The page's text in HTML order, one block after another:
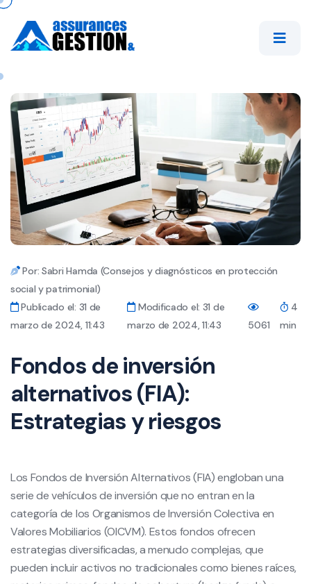
Por: Sabri Hamda (Consejos y diagnósticos en protección
social y patrimonial)
Publicado el: 31 de
marzo de 2024, 11:43
Modificado el: 31 de
marzo de 2024, 11:43
5061
4
min
Fondos de inversión
alternativos (FIA):
Estrategias y riesgos
Los Fondos de Inversión Alternativos (FIA) engloban una
serie de vehículos de inversión que no entran en la
categoría de los Organismos de Inversión Colectiva en
Valores Mobiliarios (OICVM). Estos fondos ofrecen
estrategias diversificadas, a menudo complejas, que
pueden incluir activos no tradicionales como bienes raíces,